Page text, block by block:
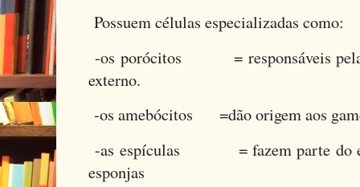
Possuem células especializadas como:
-os porócitos = responsáveis pela
externo.
-os amebócitos =dão origem aos
-as espículas = fazem parte do
esponjas